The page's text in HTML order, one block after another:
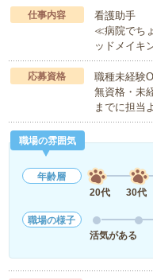
仕事内容
看護助手
≪病院でち
ッドメイキ
応募資格
職種未経験
無資格・未
までに担当
職場の雰囲気
年齢層
20代
30代
職場の様子
活気がある